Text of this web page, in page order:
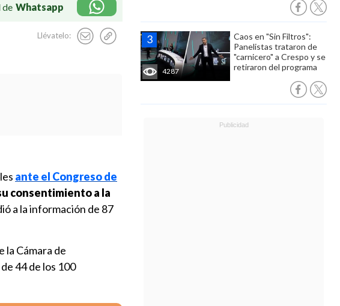
de Whatsapp
Llévatelo:
4287
Caos en "Sin Filtros":
Panelistas trataron de
"carnicero" a Crespo y se
retiraron del programa
ante el Congreso de
consentimiento a la
a la información de 87
la Cámara de
44 de los 100